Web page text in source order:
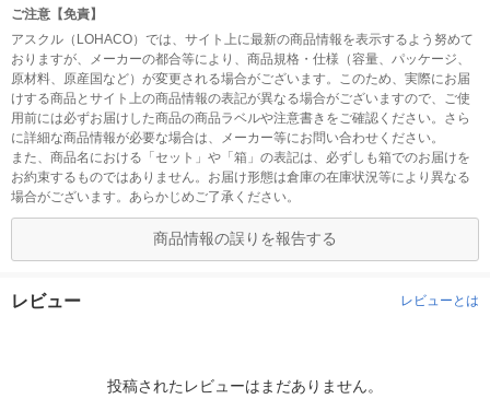
ご注意【免責】
アスクル（LOHACO）では、サイト上に最新の商品情報を表示するよう努めて
おりますが、メーカーの都合等により、商品規格・仕様（容量、パッケージ、
原材料、原産国など）が変更される場合がございます。このため、実際にお届
けする商品とサイト上の商品情報の表記が異なる場合がございますので、ご使
用前には必ずお届けした商品の商品ラベルや注意書きをご確認ください。さら
に詳細な商品情報が必要な場合は、メーカー等にお問い合わせください。
また、商品名における「セット」や「箱」の表記は、必ずしも箱でのお届けを
お約束するものではありません。お届け形態は倉庫の在庫状況等により異なる
場合がございます。あらかじめご了承ください。
商品情報の誤りを報告する
レビュー レビューとは
投稿されたレビューはまだありません。